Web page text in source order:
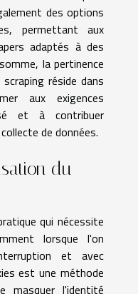
des options
permettant aux
adaptés à des
la pertinence
réside dans
aux exigences
et à contribuer
de données.
du
qui nécessite
lorsque l'on
et avec
est une méthode
masquer l'identité